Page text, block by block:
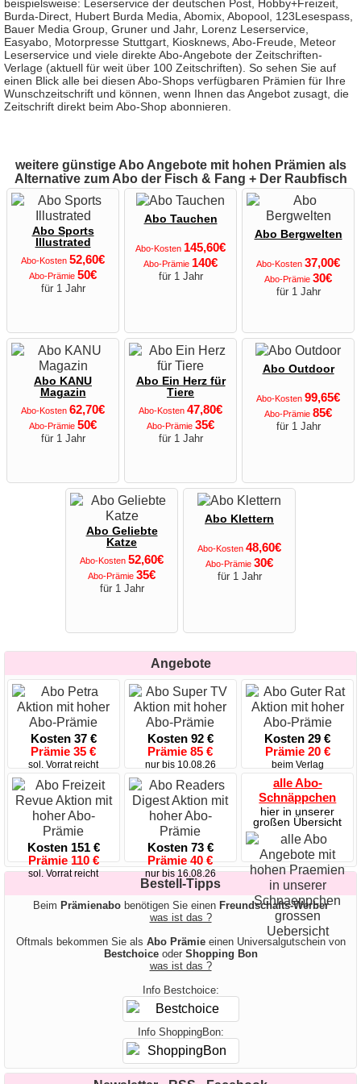
beispielsweise: Leserservice der deutschen Post, Hobby+Freizeit,
Burda-Direct, Hubert Burda Media, Abomix, Abopool, 123Lesespass,
Bauer Media Group, Gruner und Jahr, Lorenz Leserservice,
Easyabo, Motorpresse Stuttgart, Kiosknews, Abo-Freude, Meteor
Leserservice und viele direkte Abo-Angebote der Zeitschriften-
Verlage (aktuell für weit über 100 Zeitschriften). So sehen Sie auf
einen Blick alle bei diesen Abo-Shops verfügbaren Prämien für Ihre
Wunschzeitschrift und können, wenn Ihnen das Angebot zusagt, die
Zeitschrift direkt beim Abo-Shop abonnieren.
weitere günstige Abo Angebote mit hohen Prämien als
Alternative zum Abo der Fisch & Fang + Der Raubfisch
Abo Sports
Illustrated
Abo-Kosten 52,60€
Abo-Prämie 50€
für 1 Jahr
Abo Tauchen
Abo-Kosten 145,60€
Abo-Prämie 140€
für 1 Jahr
Abo Bergwelten
Abo-Kosten 37,00€
Abo-Prämie 30€
für 1 Jahr
Abo KANU
Magazin
Abo-Kosten 62,70€
Abo-Prämie 50€
für 1 Jahr
Abo Ein Herz für
Tiere
Abo-Kosten 47,80€
Abo-Prämie 35€
für 1 Jahr
Abo Outdoor
Abo-Kosten 99,65€
Abo-Prämie 85€
für 1 Jahr
Abo Geliebte
Katze
Abo-Kosten 52,60€
Abo-Prämie 35€
für 1 Jahr
Abo Klettern
Abo-Kosten 48,60€
Abo-Prämie 30€
für 1 Jahr
Angebote
Kosten 37 €
Prämie 35 €
sol. Vorrat reicht
Kosten 92 €
Prämie 85 €
nur bis 10.08.26
Kosten 29 €
Prämie 20 €
beim Verlag
Kosten 151 €
Prämie 110 €
sol. Vorrat reicht
Kosten 73 €
Prämie 40 €
nur bis 16.08.26
alle Abo-
Schnäppchen
hier in unserer
großen Übersicht
Bestell-Tipps
Beim Prämienabobenötigen Sie einen Freundschafts-Werber
was ist das ?
Oftmals bekommen Sie als Abo Prämieeinen Universalgutschein von
Bestchoiceoder Shopping Bon
was ist das ?
Info Bestchoice:
Info ShoppingBon: